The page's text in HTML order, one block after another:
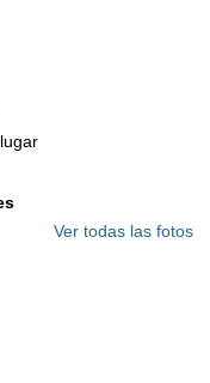
Ver todas las fotos